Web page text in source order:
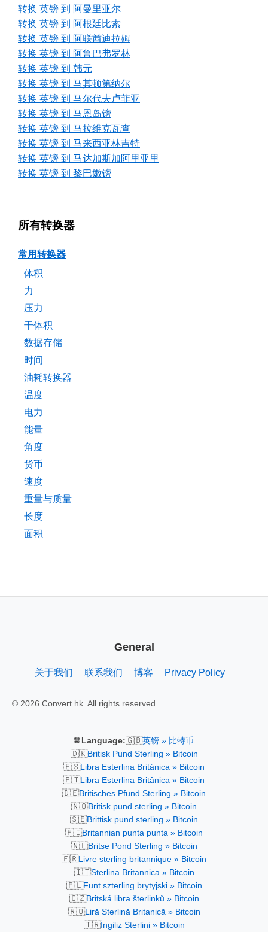
转换 英镑 到 阿曼里亚尔
转换 英镑 到 阿根廷比索
转换 英镑 到 阿联酋迪拉姆
转换 英镑 到 阿鲁巴弗罗林
转换 英镑 到 韩元
转换 英镑 到 马其顿第纳尔
转换 英镑 到 马尔代夫卢菲亚
转换 英镑 到 马恩岛镑
转换 英镑 到 马拉维克瓦查
转换 英镑 到 马来西亚林吉特
转换 英镑 到 马达加斯加阿里亚里
转换 英镑 到 黎巴嫩镑
所有转换器
常用转换器
体积
力
压力
干体积
数据存储
时间
油耗转换器
温度
电力
能量
角度
货币
速度
重量与质量
长度
面积
General
关于我们 联系我们 博客 Privacy Policy
© 2026 Convert.hk. All rights reserved.
🌐 Language:🇬🇧英镑 » 比特币
🇩🇰Britisk Pund Sterling » Bitcoin
🇪🇸Libra Esterlina Británica » Bitcoin
🇵🇹Libra Esterlina Britânica » Bitcoin
🇩🇪Britisches Pfund Sterling » Bitcoin
🇳🇴Britisk pund sterling » Bitcoin
🇸🇪Brittisk pund sterling » Bitcoin
🇫🇮Britannian punta punta » Bitcoin
🇳🇱Britse Pond Sterling » Bitcoin
🇫🇷Livre sterling britannique » Bitcoin
🇮🇹Sterlina Britannica » Bitcoin
🇵🇱Funt szterling brytyjski » Bitcoin
🇨🇿Britská libra šterlinků » Bitcoin
🇷🇴Liră Sterlină Britanică » Bitcoin
🇹🇷İngiliz Sterlini » Bitcoin